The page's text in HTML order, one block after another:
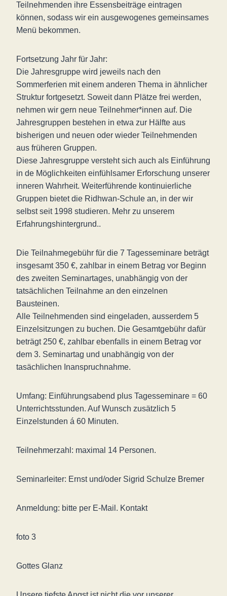
Teilnehmenden ihre Essensbeiträge eintragen
können, sodass wir ein ausgewogenes gemeinsames
Menü bekommen.
Fortsetzung Jahr für Jahr:
Die Jahresgruppe wird jeweils nach den
Sommerferien mit einem anderen Thema in ähnlicher
Struktur fortgesetzt. Soweit dann Plätze frei werden,
nehmen wir gern neue Teilnehmer*innen auf. Die
Jahresgruppen bestehen in etwa zur Hälfte aus
bisherigen und neuen oder wieder Teilnehmenden
aus früheren Gruppen.
Diese Jahresgruppe versteht sich auch als Einführung
in de Möglichkeiten einfühlsamer Erforschung unserer
inneren Wahrheit. Weiterführende kontinuierliche
Gruppen bietet die Ridhwan-Schule an, in der wir
selbst seit 1998 studieren. Mehr zu unserem
Erfahrungshintergrund..
Die Teilnahmegebühr für die 7 Tagesseminare beträgt
insgesamt 350 €, zahlbar in einem Betrag vor Beginn
des zweiten Seminartages, unabhängig von der
tatsächlichen Teilnahme an den einzelnen
Bausteinen.
Alle Teilnehmenden sind eingeladen, ausserdem 5
Einzelsitzungen zu buchen. Die Gesamtgebühr dafür
beträgt 250 €, zahlbar ebenfalls in einem Betrag vor
dem 3. Seminartag und unabhängig von der
tasächlichen Inanspruchnahme.
Umfang: Einführungsabend plus Tagesseminare = 60
Unterrichtsstunden. Auf Wunsch zusätzlich 5
Einzelstunden á 60 Minuten.
Teilnehmerzahl: maximal 14 Personen.
Seminarleiter: Ernst und/oder Sigrid Schulze Bremer
Anmeldung: bitte per E-Mail. Kontakt
foto 3
Gottes Glanz